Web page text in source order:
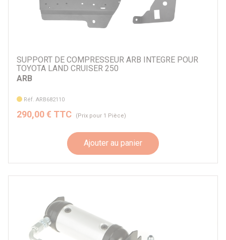
SUPPORT DE COMPRESSEUR ARB INTEGRE POUR
TOYOTA LAND CRUISER 250
ARB
Réf. ARB682110
290,00 € TTC (Prix pour 1 Pièce)
Ajouter au panier
InDeflate
Kraftwerk
T-MAX
TECHNIK OFF ROAD
Par véhicule